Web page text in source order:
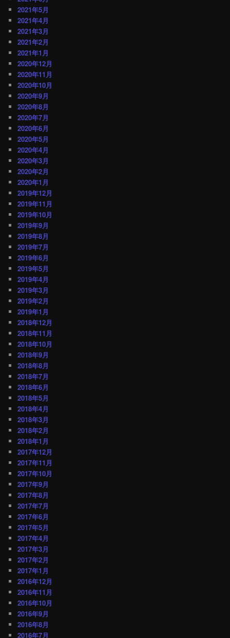
2021年5月
2021年4月
2021年3月
2021年2月
2021年1月
2020年12月
2020年11月
2020年10月
2020年9月
2020年8月
2020年7月
2020年6月
2020年5月
2020年4月
2020年3月
2020年2月
2020年1月
2019年12月
2019年11月
2019年10月
2019年9月
2019年8月
2019年7月
2019年6月
2019年5月
2019年4月
2019年3月
2019年2月
2019年1月
2018年12月
2018年11月
2018年10月
2018年9月
2018年8月
2018年7月
2018年6月
2018年5月
2018年4月
2018年3月
2018年2月
2018年1月
2017年12月
2017年11月
2017年10月
2017年9月
2017年8月
2017年7月
2017年6月
2017年5月
2017年4月
2017年3月
2017年2月
2017年1月
2016年12月
2016年11月
2016年10月
2016年9月
2016年8月
2016年7月